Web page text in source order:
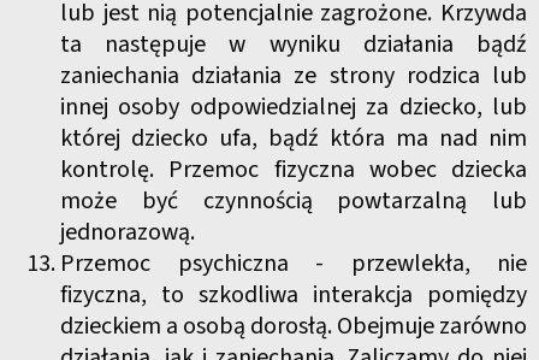
lub jest nią potencjalnie zagrożone. Krzywda
ta następuje w wyniku działania bądź
zaniechania działania ze strony rodzica lub
innej osoby odpowiedzialnej za dziecko, lub
której dziecko ufa, bądź która ma nad nim
kontrolę. Przemoc fizyczna wobec dziecka
może być czynnością powtarzalną lub
jednorazową.
Przemoc psychiczna - przewlekła, nie
fizyczna, to szkodliwa interakcja pomiędzy
dzieckiem a osobą dorosłą. Obejmuje zarówno